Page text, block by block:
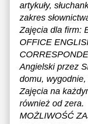
artykuły,
zakres
Zajęcia dla firm:
OFFICE
Angielski przez
domu,
Zajęcia na
również od zera.
MOŻLIWOŚĆ